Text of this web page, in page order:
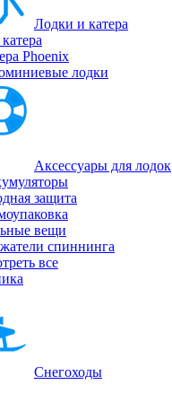
Лодки и катера
Phoenix
лодки
Аксессуары для лодок
защита
вещи
спиннинга
все
Снегоходы